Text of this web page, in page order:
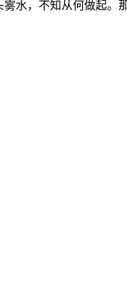
水，不知从何做起。